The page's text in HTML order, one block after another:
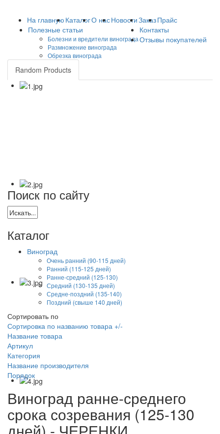
На главную КаталогО насНовостиЗаказПрайс
Полезные статьи
Болезни и вредители винограда
Размножение винограда
Обрезка винограда
Контакты
Отзывы покупателей
Random Products
Поиск по сайту
Каталог
Виноград
Очень ранний (90-115 дней)
Ранний (115-125 дней)
Ранне-средний (125-130)
Средний (130-135 дней)
Средне-поздний (135-140)
Поздний (свыше 140 дней)
Сортировать по
Сортировка по названию товара +/-
Название товара
Артикул
Категория
Название производителя
Порядок
Виноград ранне-среднего
срока созревания (125-130